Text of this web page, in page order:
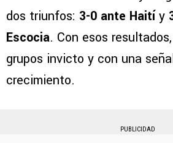
dos triunfos: 3-0 ante Haitíy
Escocia. Con esos
grupos invicto y con una
crecimiento.
PUBLICIDAD